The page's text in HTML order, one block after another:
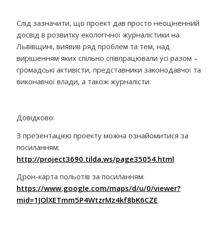
Слід зазначити, що проект дав просто неоціненний
досвід в розвитку екологічної журналістики на
Львівщині, виявив ряд проблем та тем, над
вирішенням яких спільно співпрацювали усі разом –
громадські активісти, представники законодавчої та
виконавчої влади, а також журналісти.
Довідково:
З презентацією проекту можна ознайомитися за
посиланням:
http://project3690.tilda.ws/page35054.html
Дрон-карта польотів за посиланням:
https://www.google.com/maps/d/u/0/viewer?
mid=1JOlXETmm5P4WtzrMz4kf8bK6CZE